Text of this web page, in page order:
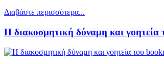
Διαβάστε περισσότερα...
Η διακοσμητική δύναμη και